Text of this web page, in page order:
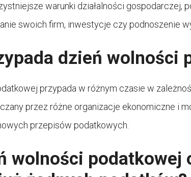
warunki działalności gospodarczej,
swoich firm, inwestycje czy podnoszenie
dzień wolności
przypada w różnym czasie w
przez różne organizacje ekonomiczne i
przepisów podatkowych.
wolności podatkowej